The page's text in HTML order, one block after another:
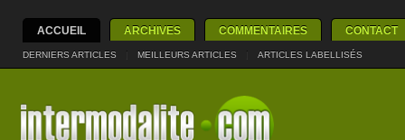
ACCUEIL ARCHIVES COMMENTAIRES CONTACT
DERNIERS ARTICLES | MEILLEURS ARTICLES | ARTICLES LABELLISÉS